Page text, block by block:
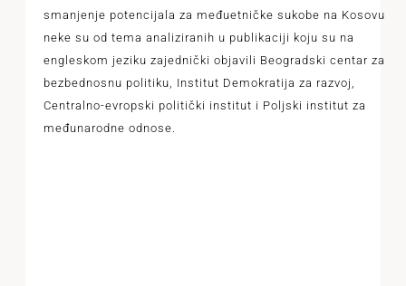
smanjenje potencijala za međuetničke sukobe na Kosovu
neke su od tema analiziranih u publikaciji koju su na
engleskom jeziku zajednički objavili Beogradski centar za
bezbednosnu politiku, Institut Demokratija za razvoj,
Centrаlno-evropski politički institut i Poljski institut za
međunarodne odnose.